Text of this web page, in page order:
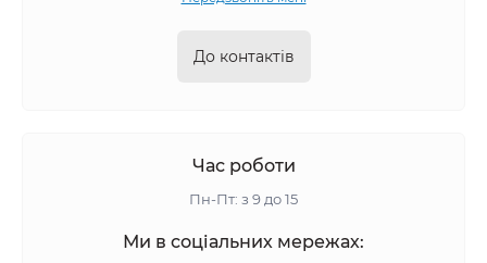
До контактів
Час роботи
Пн-Пт: з 9 до 15
Ми в соціальних мережах: